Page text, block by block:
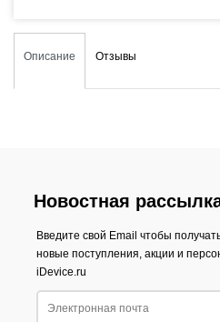
Описание Отзывы
Новостная
Введите свой Email чтобы
новые поступления, акции и
iDevice.ru